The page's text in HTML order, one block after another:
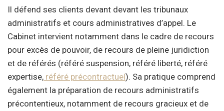
Il défend ses clients devant devant les tribunaux
administratifs et cours administratives d’appel. Le
Cabinet intervient notamment dans le cadre de recours
pour excès de pouvoir, de recours de pleine juridiction
et de référés (référé suspension, référé liberté, référé
expertise, référé précontractuel). Sa pratique comprend
également la préparation de recours administratifs
précontentieux, notamment de recours gracieux et de